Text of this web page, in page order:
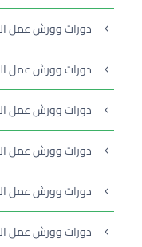
دورات وورش عمل
دورات وورش عمل
دورات وورش عمل
دورات وورش عمل
دورات وورش عمل
دورات وورش عمل